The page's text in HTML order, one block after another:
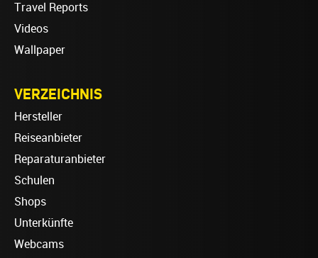
Travel Reports
Videos
Wallpaper
VERZEICHNIS
Hersteller
Reiseanbieter
Reparaturanbieter
Schulen
Shops
Unterkünfte
Webcams